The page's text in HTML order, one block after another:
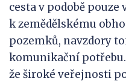
cesta v podobě
k zemědělskému
pozemků, navzdory
komunikační
že široké veřejnosti